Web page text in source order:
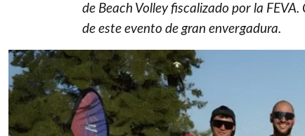
de Beach Volley fiscalizado por la
de este evento de gran envergadura.